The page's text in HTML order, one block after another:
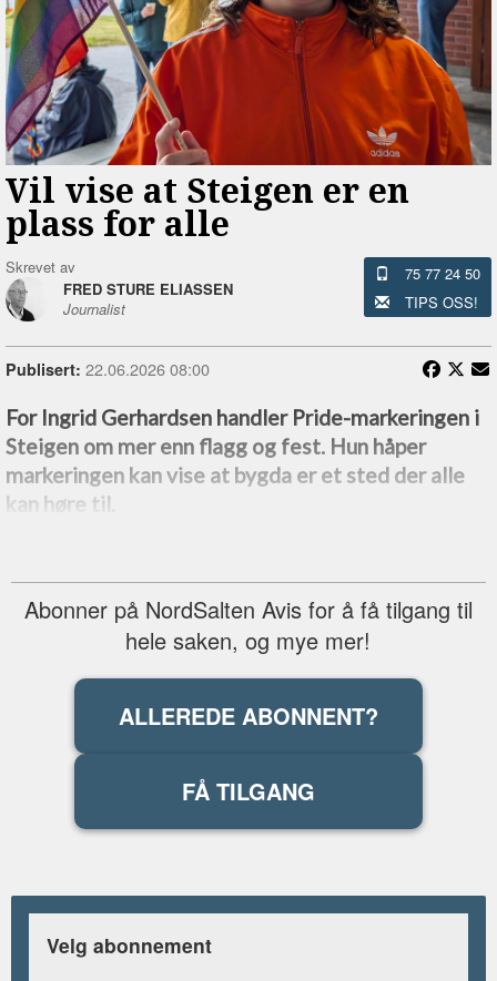
Vil vise at Steigen er en
plass for alle
Skrevet av
FRED STURE ELIASSEN
Journalist
75 77 24 50
TIPS OSS!
Publisert: 22.06.2026 08:00
For Ingrid Gerhardsen handler Pride-markeringen i
Steigen om mer enn flagg og fest. Hun håper
markeringen kan vise at bygda er et sted der alle
kan høre til.
Abonner på NordSalten Avis for å få tilgang til
hele saken, og mye mer!
ALLEREDE ABONNENT?
FÅ TILGANG
Velg abonnement